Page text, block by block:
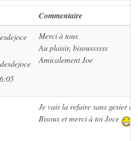
Commentaire
Merci à tous
Au plaisir, bisoussssss
Amicalement Joe
Je vais la refaire sans gesier
Bisous et merci à toi Joce